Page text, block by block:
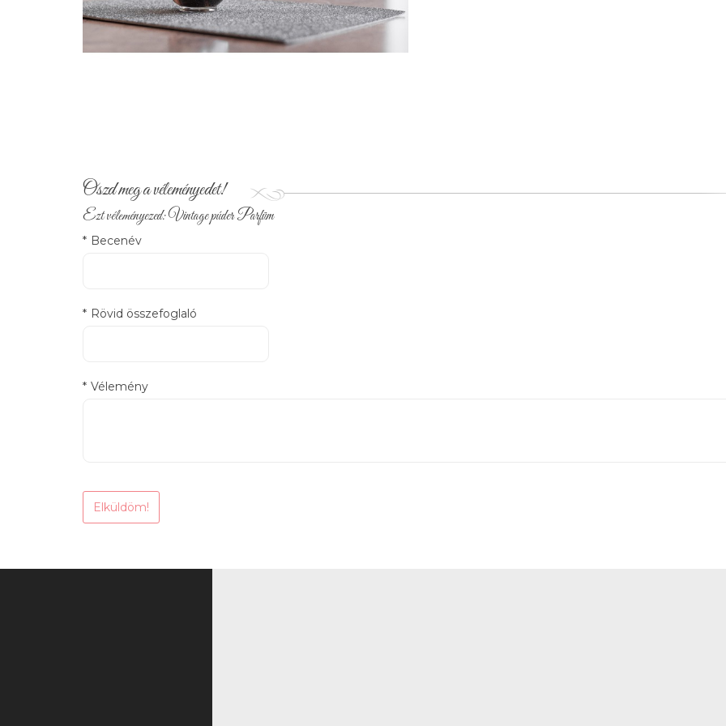
Oszd meg a véleményedet!
Ezt véleményezed:Vintage púder Parfüm
* Becenév
* Rövid összefoglaló
* Vélemény
Elküldöm!